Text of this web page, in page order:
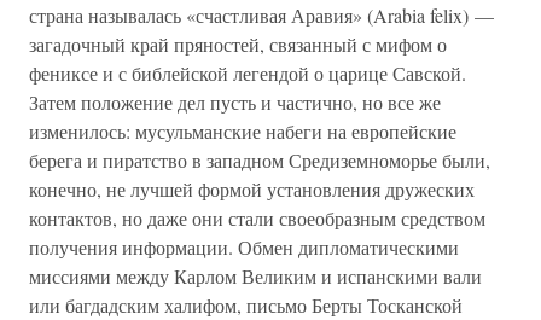
страна называлась «счастливая Аравия» (Arabia felix) —
загадочный край пряностей, связанный с мифом о
фениксе и с библейской легендой о царице Савской.
Затем положение дел пусть и частично, но все же
изменилось: мусульманские набеги на европейские
берега и пиратство в западном Средиземноморье были,
конечно, не лучшей формой установления дружеских
контактов, но даже они стали своеобразным средством
получения информации. Обмен дипломатическими
миссиями между Карлом Великим и испанскими вали
или багдадским халифом, письмо Берты Тосканской